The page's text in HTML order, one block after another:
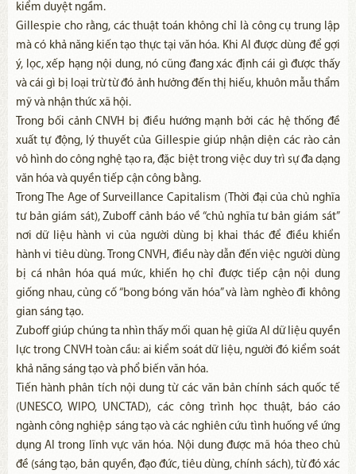
kiểm duyệt ngầm.
Gillespie cho rằng, các thuật toán không chỉ là công cụ trung lập
mà có khả năng kiến tạo thực tại văn hóa. Khi AI được dùng để gợi
ý, lọc, xếp hạng nội dung, nó cũng đang xác định cái gì được thấy
và cái gì bị loại trừ từ đó ảnh hưởng đến thị hiếu, khuôn mẫu thẩm
mỹ và nhận thức xã hội.
Trong bối cảnh CNVH bị điều hướng mạnh bởi các hệ thống đề
xuất tự động, lý thuyết của Gillespie giúp nhận diện các rào cản
vô hình do công nghệ tạo ra, đặc biệt trong việc duy trì sự đa dạng
văn hóa và quyền tiếp cận công bằng.
Trong The Age of Surveillance Capitalism (Thời đại của chủ nghĩa
tư bản giám sát), Zuboff cảnh báo về “chủ nghĩa tư bản giám sát”
nơi dữ liệu hành vi của người dùng bị khai thác để điều khiển
hành vi tiêu dùng. Trong CNVH, điều này dẫn đến việc người dùng
bị cá nhân hóa quá mức, khiến họ chỉ được tiếp cận nội dung
giống nhau, củng cố “bong bóng văn hóa” và làm nghèo đi không
gian sáng tạo.
Zuboff giúp chúng ta nhìn thấy mối quan hệ giữa AI dữ liệu quyền
lực trong CNVH toàn cầu: ai kiểm soát dữ liệu, người đó kiểm soát
khả năng sáng tạo và phổ biến văn hóa.
Tiến hành phân tích nội dung từ các văn bản chính sách quốc tế
(UNESCO, WIPO, UNCTAD), các công trình học thuật, báo cáo
ngành công nghiệp sáng tạo và các nghiên cứu tình huống về ứng
dụng AI trong lĩnh vực văn hóa. Nội dung được mã hóa theo chủ
đề (sáng tạo, bản quyền, đạo đức, tiêu dùng, chính sách), từ đó xác